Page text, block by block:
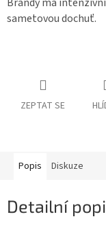
Brandy má
sametovou dochuť.
ZEPTAT SE
Popis Diskuze
Detailní